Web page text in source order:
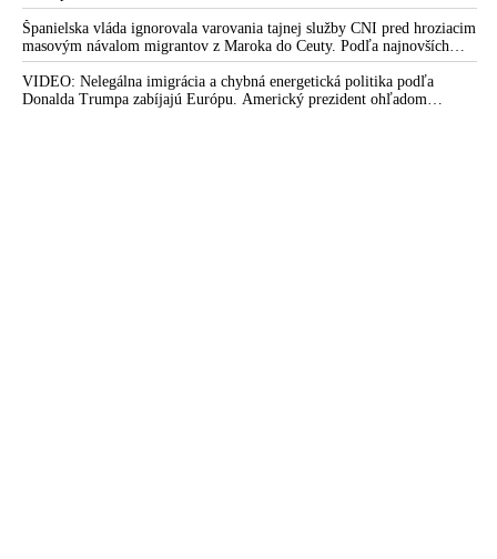
Španielska vláda ignorovala varovania tajnej služby CNI pred hroziacim
masovým návalom migrantov z Maroka do Ceuty. Podľa najnovších
správ preniklo do tejto španielskej exklávy na severe Afriky vyše 70-
tisíc migrantov
VIDEO: Nelegálna imigrácia a chybná energetická politika podľa
Donalda Trumpa zabíjajú Európu. Americký prezident ohľadom